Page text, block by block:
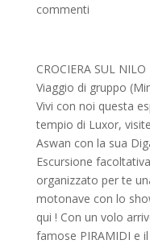
commenti
CROCIERA SUL NILO
Viaggio di gruppo
Vivi con noi questa
tempio di Luxor,
Aswan con la sua
Escursione
organizzato per te
motonave con lo
qui ! Con un volo
famose PIRAMIDI e il